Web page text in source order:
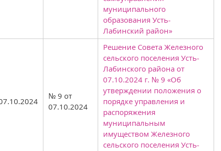
муниципального
образования Усть-
Лабинский район»
№ 9 от
07.10.2024
Решение Совета Железного
сельского поселения Усть-
Лабинского района от
07.10.2024 г. № 9 «Об
утверждении положения о
порядке управления и
распоряжения
муниципальным
имуществом Железного
сельского поселения Усть-